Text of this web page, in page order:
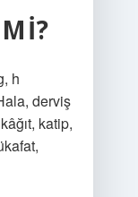
h
derviş
katip,